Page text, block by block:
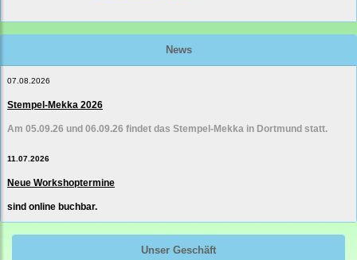
News
07.08.2026
Stempel-Mekka 2026
Am 05.09.26 und 06.09.26 findet das Stempel-Mekka in Dortmund statt.
11.07.2026
Neue Workshoptermine
sind online buchbar.
Unser Geschäft